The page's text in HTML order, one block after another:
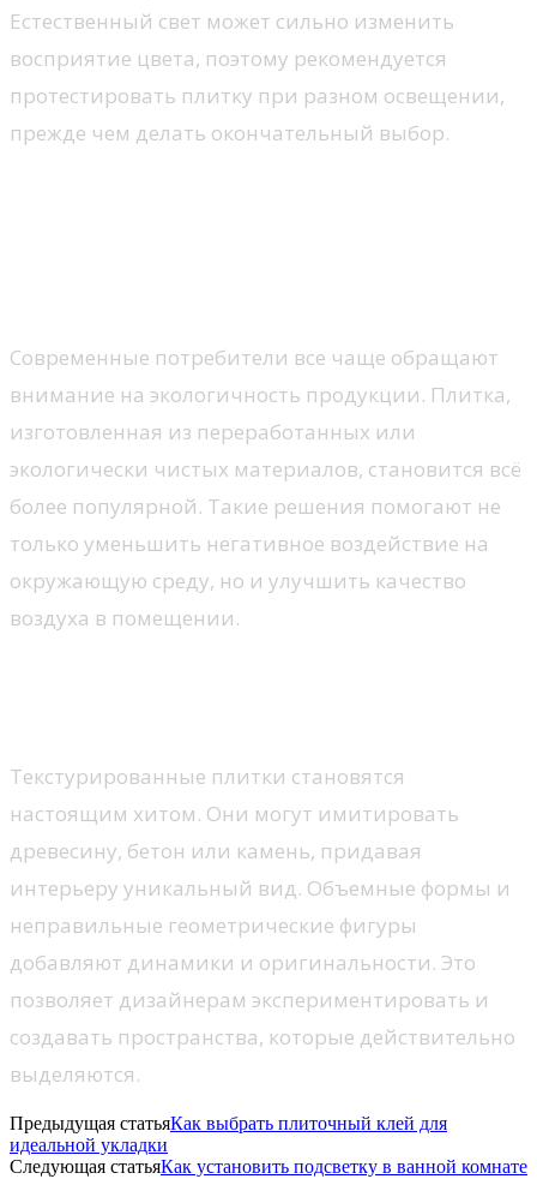
Естественный свет может сильно изменить
восприятие цвета, поэтому рекомендуется
протестировать плитку при разном освещении,
прежде чем делать окончательный выбор.
Современные потребители все чаще обращают
внимание на экологичность продукции. Плитка,
изготовленная из переработанных или
экологически чистых материалов, становится всё
более популярной. Такие решения помогают не
только уменьшить негативное воздействие на
окружающую среду, но и улучшить качество
воздуха в помещении.
Текстурированные плитки становятся
настоящим хитом. Они могут имитировать
древесину, бетон или камень, придавая
интерьеру уникальный вид. Объемные формы и
неправильные геометрические фигуры
добавляют динамики и оригинальности. Это
позволяет дизайнерам экспериментировать и
создавать пространства, которые действительно
выделяются.
Предыдущая статьяКак выбрать плиточный клей для
идеальной укладки
Следующая статьяКак установить подсветку в ванной комнате